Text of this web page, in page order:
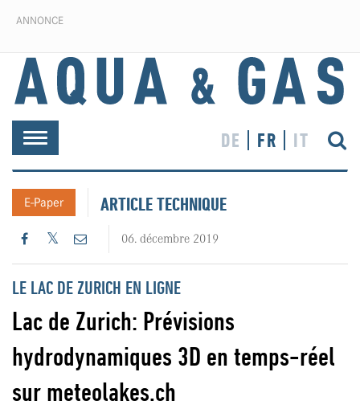
ANNONCE
Toggle
navigation
DE FR IT
E-Paper ARTICLE TECHNIQUE
06. décembre 2019
LE LAC DE ZURICH EN LIGNE
Lac de Zurich: Prévisions
hydrodynamiques 3D en temps-réel
sur meteolakes.ch